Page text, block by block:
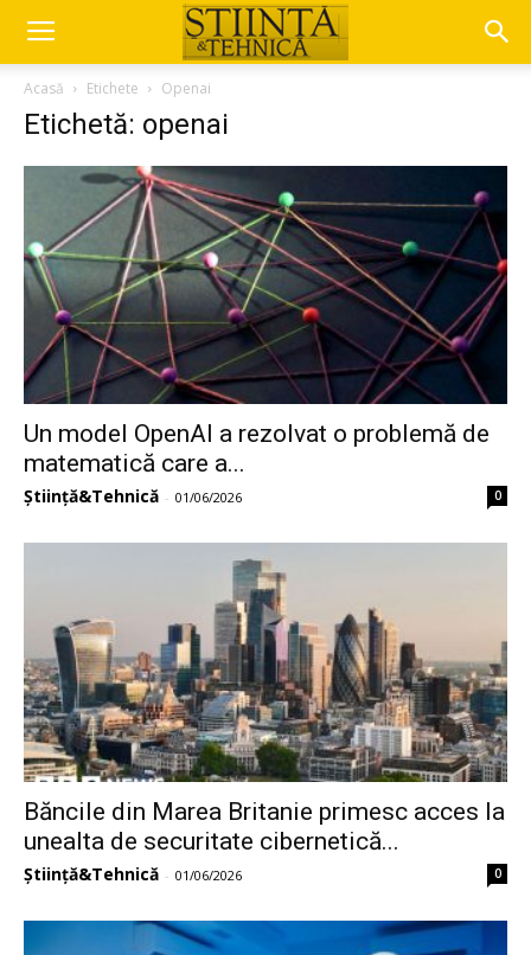
Acasă Etichete Openai
Etichetă: openai
Un model OpenAI a rezolvat o problemă de
matematică care a...
Știință&Tehnică - 01/06/2026 0
Băncile din Marea Britanie primesc acces la
unealta de securitate cibernetică...
Știință&Tehnică - 01/06/2026 0